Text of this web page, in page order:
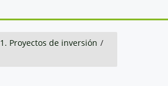
1. Proyectos de inversión /